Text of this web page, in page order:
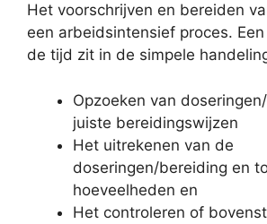
Het voorschrijven en bereiden
een arbeidsintensief proces.
de tijd zit in de simpele
Opzoeken van
juiste bereidingswijzen
Het uitrekenen van de
doseringen/bereiding en
hoeveelheden en
Het controleren of